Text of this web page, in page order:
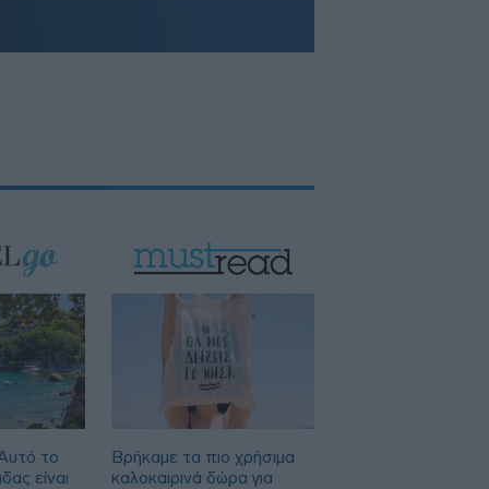
το
είναι
Βρήκαμε τα πιο χρήσιμα
καλοκαιρινά δώρα για